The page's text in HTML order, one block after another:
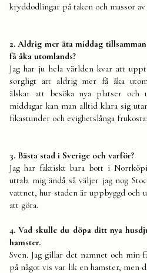
kryddodlingar på taken och massor
2. Aldrig mer äta middag
få åka utomlands?
Jag har ju hela världen kvar att
sorgligt att aldrig mer få åka
älskar att besöka nya platser och
middagar kan man alltid klara sig
fikastunder och evighetslånga
3. Bästa stad i Sverige och varför?
Jag har faktiskt bara bott i
uttala mig ändå så väljer jag nog
vattnet, hur staden är uppbyggd och
att göra.
4. Vad skulle du döpa ditt nya
hamster.
Sven. Jag gillar det namnet och min
på något vis var lik en hamster, men